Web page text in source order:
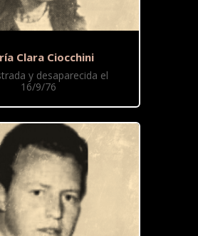
Clara Ciocchini
y desaparecida el
16/9/76